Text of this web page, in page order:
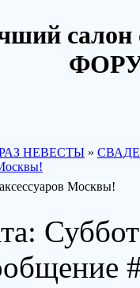
НЕВЕСТЫ »
Москвы!